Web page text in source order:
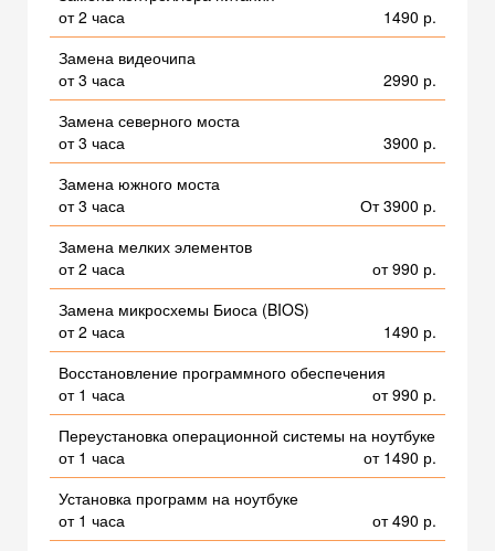
от 2 часа
1490 р.
Замена видеочипа
от 3 часа
2990 р.
Замена северного моста
от 3 часа
3900 р.
Замена южного моста
от 3 часа
От 3900 р.
Замена мелких элементов
от 2 часа
от 990 р.
Замена микросхемы Биоса (BIOS)
от 2 часа
1490 р.
Восстановление программного обеспечения
от 1 часа
от 990 р.
Переустановка операционной системы на ноутбуке
от 1 часа
от 1490 р.
Установка программ на ноутбуке
от 1 часа
от 490 р.